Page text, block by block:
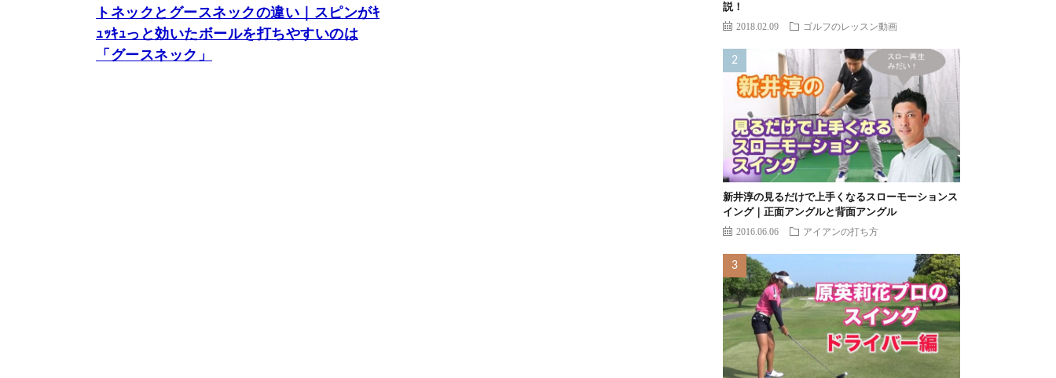
トネックとグースネックの違い｜スピンがｷ
ｭｯｷｭっと効いたボールを打ちやすいのは
「グースネック」
説！
2018.02.09 ゴルフのレッスン動画
新井淳の見るだけで上手くなるスローモーションス
イング｜正面アングルと背面アングル
2016.06.06 アイアンの打ち方